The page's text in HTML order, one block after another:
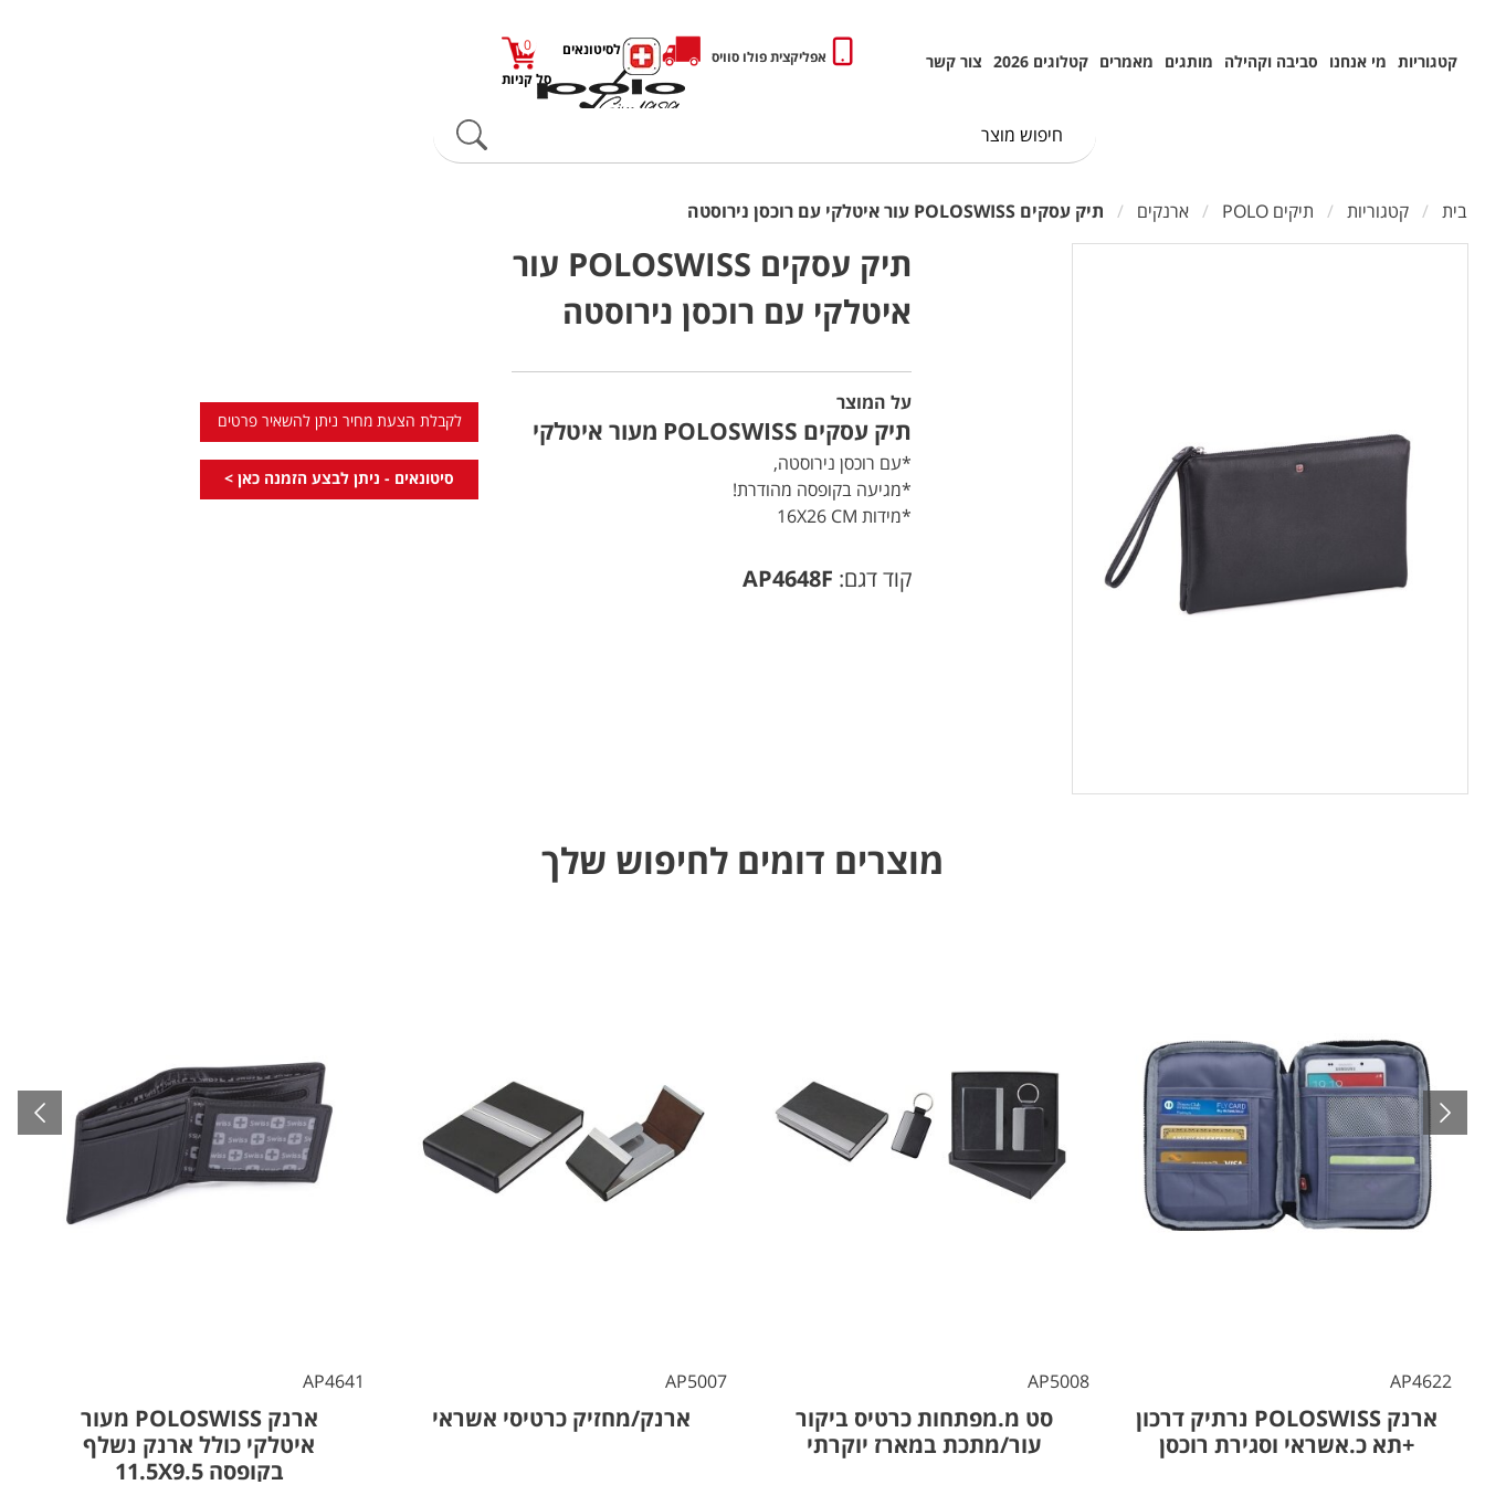
קטגוריות מי אנחנו סביבה וקהילה מותגים מאמרים קטלוגים 2026 צור קשר אפליקצית פולו סוויס
כניסה לסיטונאים
סל קניות
0
בית קטגוריות תיקים POLO ארנקים תיק עסקים POLOSWISS עור איטלקי עם רוכסן נירוסטה
תיק עסקים POLOSWISS עור
איטלקי עם רוכסן נירוסטה
על המוצר
תיק עסקים POLOSWISS מעור איטלקי
*עם רוכסן נירוסטה,
*מגיעה בקופסה מהודרת!
*מידות 16X26 CM
קוד דגם: AP4648F
לקבלת הצעת מחיר ניתן להשאיר פרטים
סיטונאים - ניתן לבצע הזמנה כאן >
מוצרים דומים לחיפוש שלך
AP4622
ארנק POLOSWISS נרתיק דרכון
+תא כ.אשראי וסגירת רוכסן
AP5008
סט מ.מפתחות כרטיס ביקור
עור/מתכת במארז יוקרתי
AP5007
ארנק/מחזיק כרטיסי אשראי
AP4641
ארנק POLOSWISS מעור
איטלקי כולל ארנק נשלף
בקופסה 11.5X9.5